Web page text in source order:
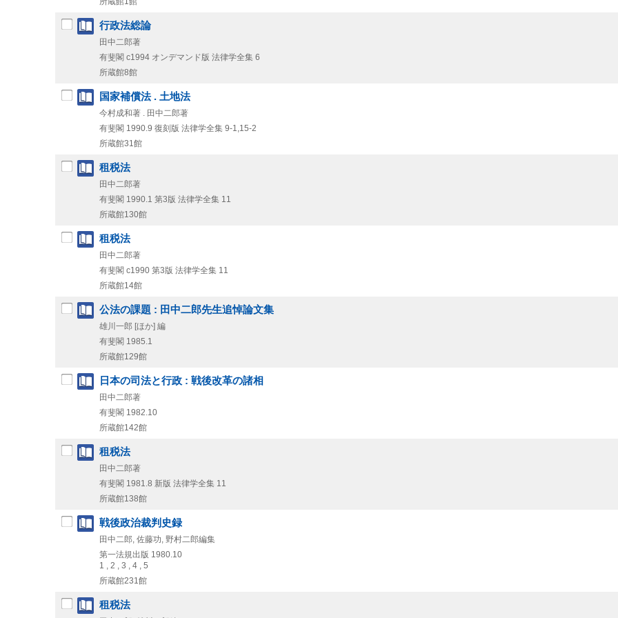
行政法総論
田中二郎著
有斐閣 c1994 オンデマンド版 法律学全集 6
所蔵館8館
国家補償法 . 土地法
今村成和著 . 田中二郎著
有斐閣 1990.9 復刻版 法律学全集 9-1,15-2
所蔵館31館
租税法
田中二郎著
有斐閣 1990.1 第3版 法律学全集 11
所蔵館130館
租税法
田中二郎著
有斐閣 c1990 第3版 法律学全集 11
所蔵館14館
公法の課題 : 田中二郎先生追悼論文集
雄川一郎 [ほか] 編
有斐閣 1985.1
所蔵館129館
日本の司法と行政 : 戦後改革の諸相
田中二郎著
有斐閣 1982.10
所蔵館142館
租税法
田中二郎著
有斐閣 1981.8 新版 法律学全集 11
所蔵館138館
戦後政治裁判史録
田中二郎, 佐藤功, 野村二郎編集
第一法規出版 1980.10
1 , 2 , 3 , 4 , 5
所蔵館231館
租税法